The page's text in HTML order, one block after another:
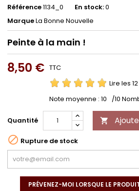
Référence1134_0 En stock:0
MarqueLa Bonne Nouvelle
Peinte à la main !
8,50 € TTC
Lire les
Note moyenne : 10 /10
Quantité 
 Rupture de stock
PRÉVENEZ-MOI LORSQUE LE